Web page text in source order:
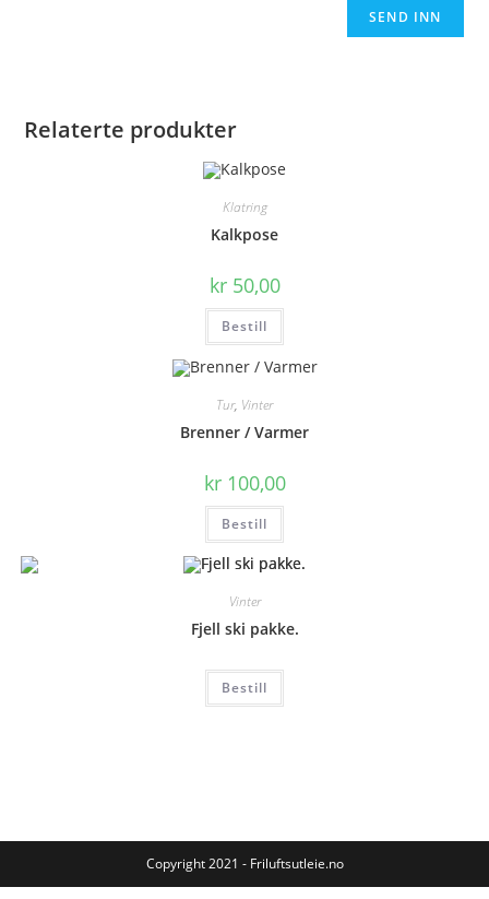
Relaterte produkter
Klatring
Kalkpose
kr50,00
Bestill
Tur, Vinter
Brenner / Varmer
kr100,00
Bestill
Vinter
Fjell ski pakke.
Bestill
Copyright 2021 - Friluftsutleie.no